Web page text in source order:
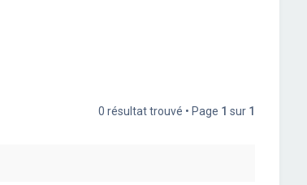
0 résultat trouvé • Page 1 sur 1